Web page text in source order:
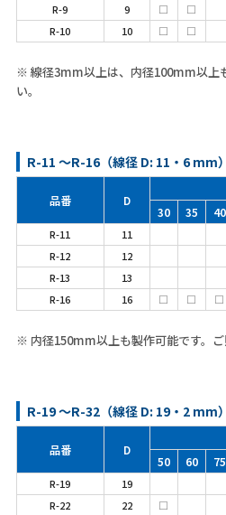
R-9
9 □ □
R-10
10 □ □
※ 線径3mm以上は、内径100mm以上
い。
R-11 ～R-16（線径 D: 11・6 mm）
品番 D
30
35 40
R-11 11
R-12
12
R-13
13
R-16
16 □ □ □
※ 内径150mm以上も製作可能です。ご
R-19 ～R-32（線径 D: 19・2 mm）
品番 D
50 60 75
R-19
19
R-22
22 □